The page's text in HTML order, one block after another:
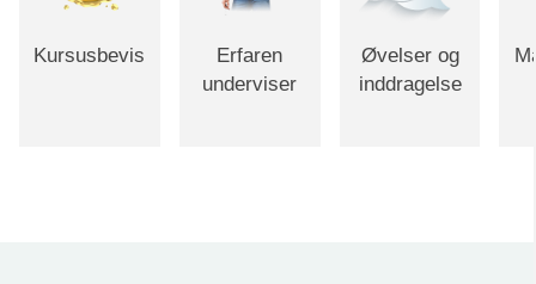
Kursusbevis
Erfaren
underviser
Øvelser og
inddragelse